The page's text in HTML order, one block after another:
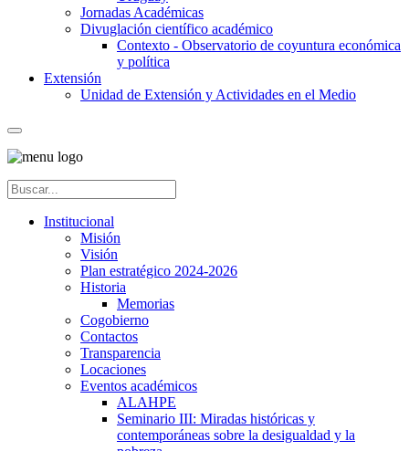
Jornadas Académicas
Divuglación científico académico
Contexto - Observatorio de coyuntura económica
y política
Extensión
Unidad de Extensión y Actividades en el Medio
Institucional
Misión
Visión
Plan estratégico 2024-2026
Historia
Memorias
Cogobierno
Contactos
Transparencia
Locaciones
Eventos académicos
ALAHPE
Seminario III: Miradas históricas y
contemporáneas sobre la desigualdad y la